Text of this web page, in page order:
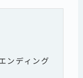
ンディング